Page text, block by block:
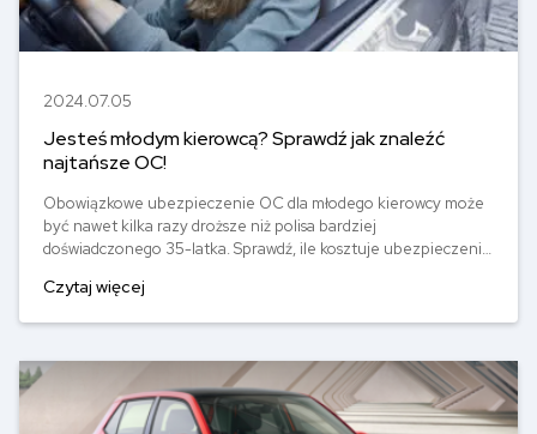
2024.07.05
Jesteś młodym kierowcą? Sprawdź jak znaleźć
najtańsze OC!
Obowiązkowe ubezpieczenie OC dla młodego kierowcy może
być nawet kilka razy droższe niż polisa bardziej
doświadczonego 35-latka. Sprawdź, ile kosztuje ubezpieczenie
spotka się 18-latek ubezpieczający samochód i co zrobić, żeby
Czytaj więcej